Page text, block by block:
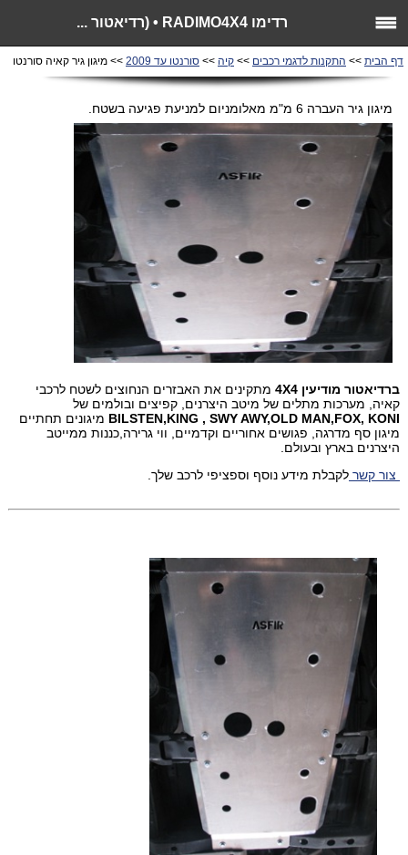
רדימו RADIMO4X4 • (רדיאטור ...
דף הבית >> התקנות לדגמי רכבים >> קיה >> סורנטו עד 2009 >> מיגון גיר קאיה סורנטו
מיגון גיר העברה 6 מ"מ מאלומניום למניעת פגיעה בשטח.
ברדיאטור מודיעין 4X4 מתקינים את האבזרים הנחוצים לשטח לרכבי
קאיה, מערכות מתלים של מיטב היצרנים, קפיצים ובולמים של
BILSTEN,KING , SWY AWY,OLD MAN,FOX, KONI
מיגונים תחתיים
מיגון סף מדרגה, פגושים אחוריים וקדמיים, ווי גרירה,כננות ממייטב
היצרנים בארץ ובעולם.
צור קשר לקבלת מידע נוסף וספציפי לרכב שלך.